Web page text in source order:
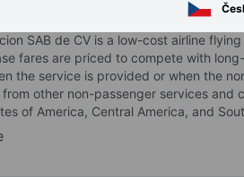
Comp. de Aviacion SAB de - ADR
SAB de CV is a low-cost airline
fares are priced to compete with
the service is provided or when the
other non-passenger services
of America, Central America, and